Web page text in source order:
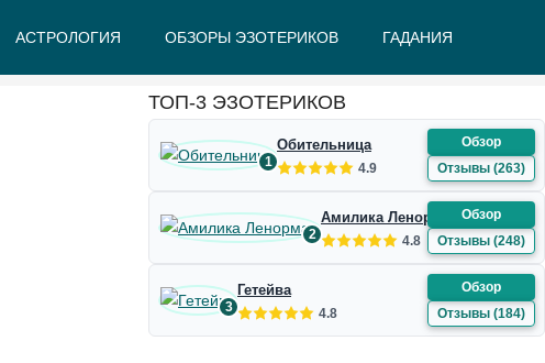
АСТРОЛОГИЯ ОБЗОРЫ ЭЗОТЕРИКОВ ГАДАНИЯ
ТОП-3 ЭЗОТЕРИКОВ
1
Обительница
4.9
Обзор
Отзывы (263)
2
Амилика Ленорман
4.8
Обзор
Отзывы (248)
3
Гетейва
4.8
Обзор
Отзывы (184)